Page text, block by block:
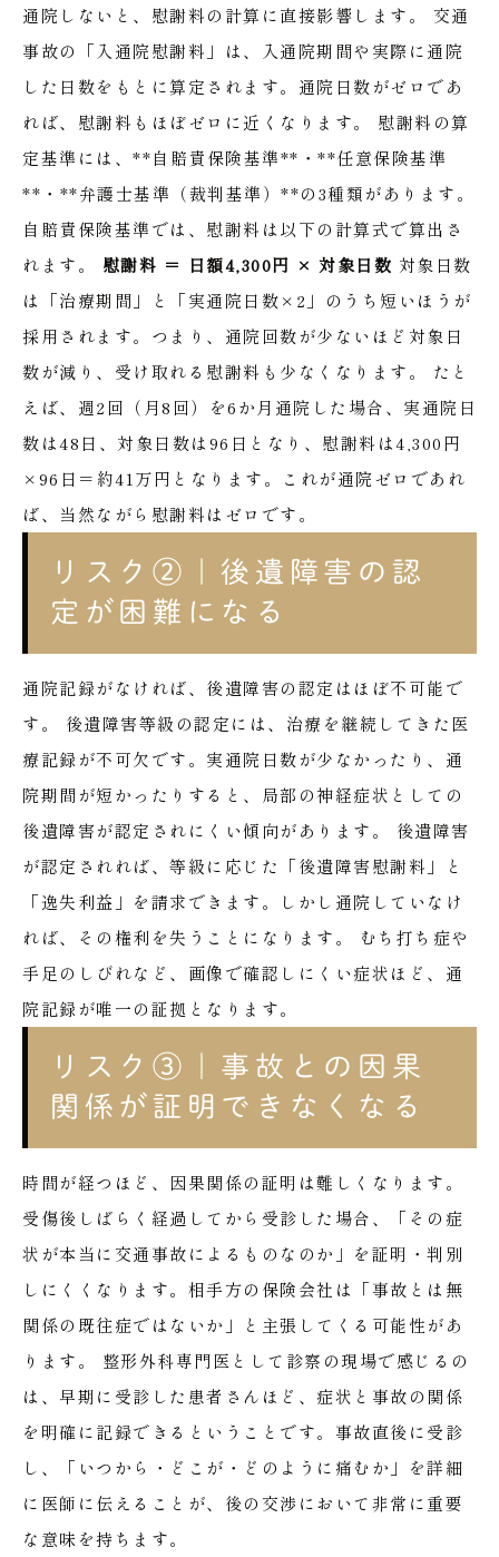
通院しないと、慰謝料の計算に直接影響します。
交通
事故の「入通院慰謝料」は、入通院期間や実際に通院
した日数をもとに算定されます。通院日数がゼロであ
れば、慰謝料もほぼゼロに近くなります。
慰謝料の算
定基準には、**自賠責保険基準**・**任意保険基準
**・**弁護士基準（裁判基準）**の3種類があります。
自賠責保険基準では、慰謝料は以下の計算式で算出さ
れます。
慰謝料 ＝ 日額4,300円 × 対象日数 対象日数
は「治療期間」と「実通院日数×2」のうち短いほうが
採用されます。つまり、通院回数が少ないほど対象日
数が減り、受け取れる慰謝料も少なくなります。
たと
えば、週2回（月8回）を6か月通院した場合、実通院日
数は48日、対象日数は96日となり、慰謝料は4,300円
×96日＝約41万円となります。これが通院ゼロであれ
ば、当然ながら慰謝料はゼロです。
リスク②｜後遺障害の認
定が困難になる
通院記録がなければ、後遺障害の認定はほぼ不可能で
す。
後遺障害等級の認定には、治療を継続してきた医
療記録が不可欠です。実通院日数が少なかったり、通
院期間が短かったりすると、局部の神経症状としての
後遺障害が認定されにくい傾向があります。
後遺障害
が認定されれば、等級に応じた「後遺障害慰謝料」と
「逸失利益」を請求できます。しかし通院していなけ
れば、その権利を失うことになります。
むち打ち症や
手足のしびれなど、画像で確認しにくい症状ほど、通
院記録が唯一の証拠となります。
リスク③｜事故との因果
関係が証明できなくなる
時間が経つほど、因果関係の証明は難しくなります。
受傷後しばらく経過してから受診した場合、「その症
状が本当に交通事故によるものなのか」を証明・判別
しにくくなります。相手方の保険会社は「事故とは無
関係の既往症ではないか」と主張してくる可能性があ
ります。
整形外科専門医として診察の現場で感じるの
は、早期に受診した患者さんほど、症状と事故の関係
を明確に記録できるということです。事故直後に受診
し、「いつから・どこが・どのように痛むか」を詳細
に医師に伝えることが、後の交渉において非常に重要
な意味を持ちます。